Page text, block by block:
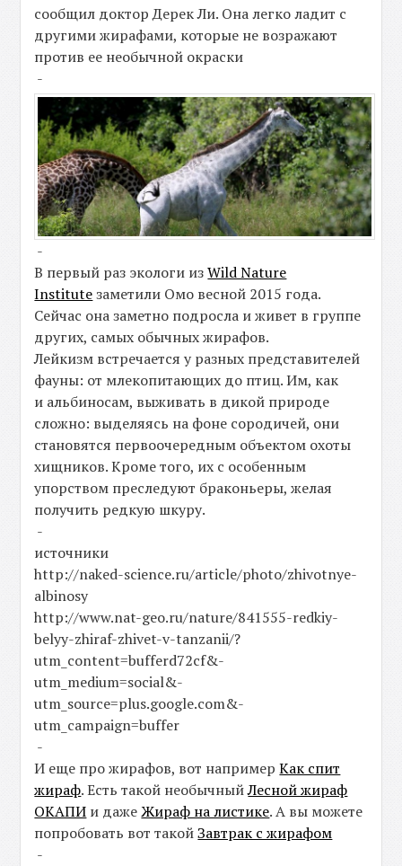
сообщил доктор Дерек Ли. Она легко ладит с
другими жирафами, которые не возражают
против ее необычной окраски
-
-
В первый раз экологи изWild Nature
Instituteзаметили Омо весной 2015 года.
Сейчас она заметно подросла и живет в группе
других, самых обычных жирафов.
Лейкизм встречается у разных представителей
фауны: от млекопитающих до птиц. Им, как
и альбиносам, выживать в дикой природе
сложно: выделяясь на фоне сородичей, они
становятся первоочередным объектом охоты
хищников. Кроме того, их с особенным
упорством преследуют браконьеры, желая
получить редкую шкуру.
-
источники
http://naked-science.ru/article/photo/zhivotnye-
albinosy
http://www.nat-geo.ru/nature/841555-redkiy-
belyy-zhiraf-zhivet-v-tanzanii/?
utm_content=bufferd72cf&-
utm_medium=social&-
utm_source=plus.google.com&-
utm_campaign=buffer
-
И еще про жирафов, вот напримерКак спит
жираф. Есть такой необычныйЛесной жираф
ОКАПИ и дажеЖираф на листике. А вы можете
попробовать вот такойЗавтрак с жирафом
-